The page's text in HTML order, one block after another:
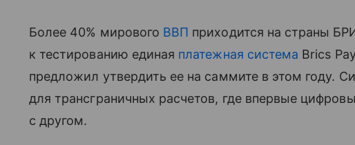
Более 40% мирового ВВП приходится на страны
к тестированию единая платежная система Brics
предложил утвердить ее на саммите в этом году.
для трансграничных расчетов, где впервые
с другом.